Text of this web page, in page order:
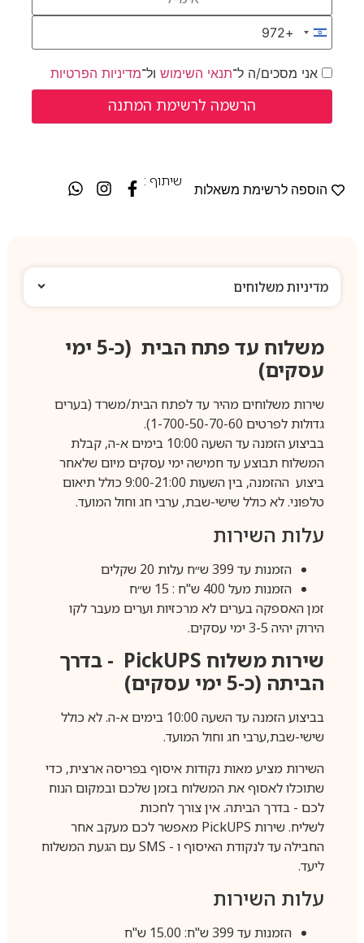
Israel +972
+972
אני מסכים/ה ל־תנאי השימושול־מדיניות הפרטיות
הוספה לרשימת משאלות
שיתוף :
מדיניות משלוחים
משלוח עד פתח הבית (כ-5 ימי
עסקים)
שירות משלוחים מהיר עד לפתח הבית/משרד (בערים
גדולות לפרטים 1-700-50-70-60).
בביצוע הזמנה עד השעה 10:00 בימים א-ה, קבלת
המשלוח תבוצע עד חמישה ימי עסקים מיום שלאחר
ביצוע ההזמנה, בין השעות 9:00-21:00 כולל תיאום
טלפוני. לא כולל שישי-שבת, ערבי חג וחול המועד.
עלות השירות
הזמנות עד 399 ש״ח עלות 20 שקלים
הזמנות מעל 400 ש"ח : 15 ש״ח
זמן האספקה בערים לא מרכזיות וערים מעבר לקו
הירוק יהיה 3-5 ימי עסקים.
שירות משלוח PickUPS- בדרך
הביתה (כ-5 ימי עסקים)
בביצוע הזמנה עד השעה 10:00 בימים א-ה. לא כולל
שישי-שבת,ערבי חג וחול המועד.
השירות מציע מאות נקודות איסוף בפריסה ארצית, כדי
שתוכלו לאסוף את המשלוח בזמן שלכם ובמקום הנוח
לכם - בדרך הביתה. אין צורך לחכות
לשליח. שירות PickUPSמאפשר לכם מעקב אחר
החבילה עד לנקודת האיסוף ו - SMSעם הגעת המשלוח
ליעד.
עלות השירות
הזמנות עד 399 ש"ח: 15.00 ש"ח